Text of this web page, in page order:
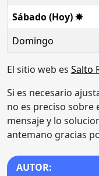
Sábado (Hoy) ✸
Domingo
El sitio web es Salto
Si es necesario
no es preciso sobre
mensaje y lo
antemano gracias
AUTOR: